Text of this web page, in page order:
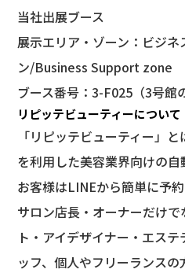
当社出展ブース
展示エリア・ゾーン：ビジネ
ン/Business Support zone
ブース番号：3-F025（3号館
リピッテビューティーについて
「リピッテビューティー」
を利用した美容業界向けの自
お客様はLINEから簡単に予約
サロン店長・オーナーだけ
ト・アイデザイナー・エス
ッフ、個人やフリーランス